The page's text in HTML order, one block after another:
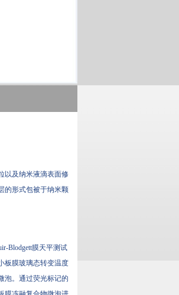
以及纳米液滴表面修
的形式包被于纳米颗
Blodgett膜天平测试
板膜玻璃态转变温度
。通过荧光标记的